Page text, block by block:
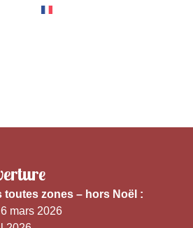
toutes zones – hors Noël :
mars 2026